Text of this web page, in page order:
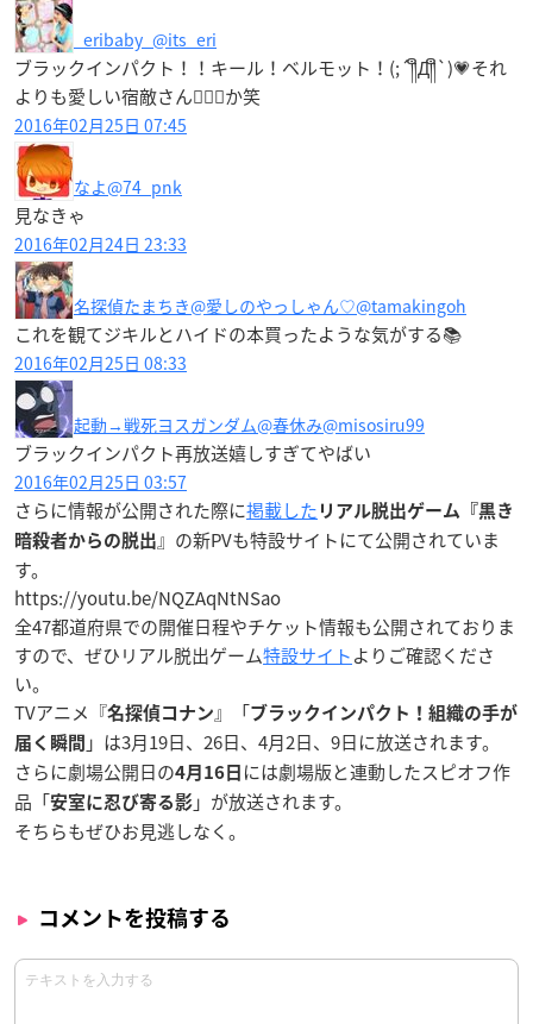
_eribaby_ @its_eri
ブラックインパクト！！キール！ベルモット！(;´༎ຶД༎ຶ`)💗それ
よりも愛しい宿敵さん👨‍❤️‍👨か笑
2016年02月25日 07:45
なよ@74_pnk
見なきゃ
2016年02月24日 23:33
名探偵たまちき@愛しのやっしゃん♡@tamakingoh
これを観てジキルとハイドの本買ったような気がする📚
2016年02月25日 08:33
起動→戦死ヨスガンダム@春休み@misosiru99
ブラックインパクト再放送嬉しすぎてやばい
2016年02月25日 03:57
さらに情報が公開された際に掲載した リアル脱出ゲーム『黒き
暗殺者からの脱出』の新PVも特設サイトにて公開されていま
す。
https://youtu.be/NQZAqNtNSao
全47都道府県での開催日程やチケット情報も公開されておりま
すので、ぜひリアル脱出ゲーム特設サイトよりご確認くださ
い。
TVアニメ『名探偵コナン』「ブラックインパクト！組織の手が
届く瞬間 」は3月19日、26日、4月2日、9日に放送されます。
さらに劇場公開日の4月16日 には劇場版と連動したスピオフ作
品「安室に忍び寄る影 」が放送されます。
そちらもぜひお見逃しなく。
コメントを投稿する